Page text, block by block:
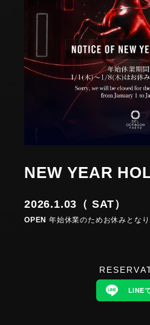
NEW YEAR
2026.1.03（ SAT）
OPEN 年始休業のためお休みとな
LINE